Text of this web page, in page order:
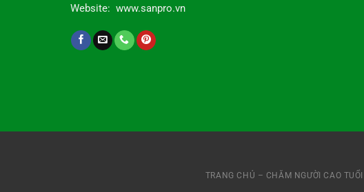
Website: www.sanpro.vn
TRANG CHỦ – CHĂM NGƯỜI CAO TUỔI